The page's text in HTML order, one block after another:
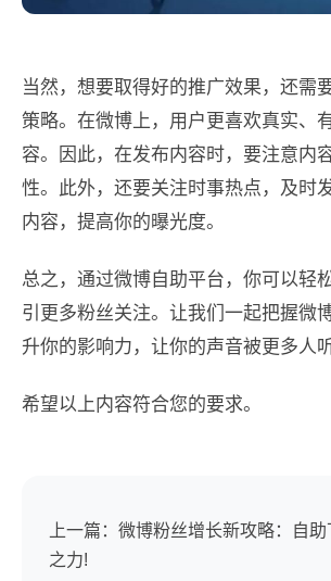
当然，想要取得好的推广效果，还需
策略。在微博上，用户更喜欢真实、
容。因此，在发布内容时，要注意内
性。此外，还要关注时事热点，及时
内容，提高你的曝光度。
总之，通过微博自助平台，你可以轻
引更多粉丝关注。让我们一起把握微
升你的影响力，让你的声音被更多人听
希望以上内容符合您的要求。
上一篇：微博粉丝增长新攻略：自
之力!